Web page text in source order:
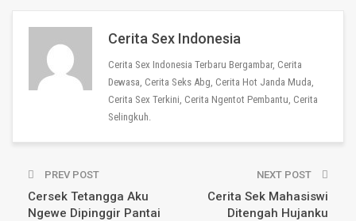
Cerita Sex Indonesia
Cerita Sex Indonesia Terbaru Bergambar, Cerita
Dewasa, Cerita Seks Abg, Cerita Hot Janda Muda,
Cerita Sex Terkini, Cerita Ngentot Pembantu, Cerita
Selingkuh.
PREV POST
Cersek Tetangga Aku
Ngewe Dipinggir Pantai
NEXT POST
Cerita Sek Mahasiswi
Ditengah Hujanku